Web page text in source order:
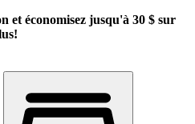
et économisez jusqu'à 30 $ sur